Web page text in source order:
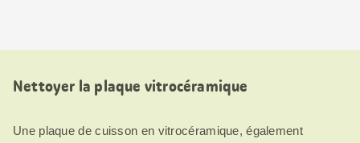
Nettoyer la plaque vitrocéramique
Une plaque de cuisson en vitrocéramique, également